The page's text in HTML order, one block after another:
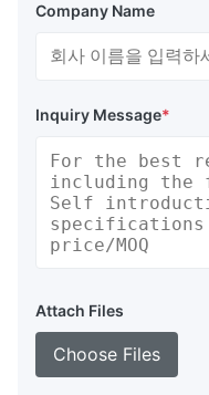
Company Name
Inquiry Message*
Attach Files
Choose Files